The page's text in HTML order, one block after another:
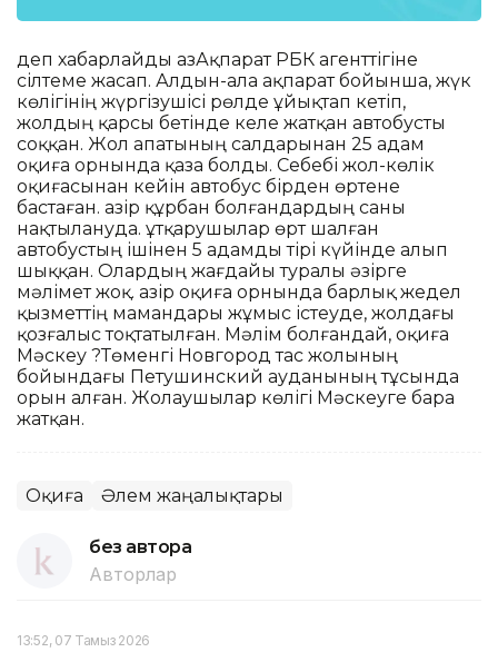
деп хабарлайды ҚазАқпарат РБК агенттігіне
сілтеме жасап. Алдын-ала ақпарат бойынша, жүк
көлігінің жүргізушісі рөлде ұйықтап кетіп,
жолдың қарсы бетінде келе жатқан автобусты
соққан. Жол апатының салдарынан 25 адам
оқиға орнында қаза болды. Себебі жол-көлік
оқиғасынан кейін автобус бірден өртене
бастаған. Қазір құрбан болғандардың саны
нақтылануда. Құтқарушылар өрт шалған
автобустың ішінен 5 адамды тірі күйінде алып
шыққан. Олардың жағдайы туралы әзірге
мәлімет жоқ. Қазір оқиға орнында барлық жедел
қызметтің мамандары жұмыс істеуде, жолдағы
қозғалыс тоқтатылған. Мәлім болғандай, оқиға
Мәскеу ?Төменгі Новгород тас жолының
бойындағы Петушинский ауданының тұсында
орын алған. Жолаушылар көлігі Мәскеуге бара
жатқан.
Оқиға Әлем жаңалықтары
без автора
Авторлар
13:52, 07 Тамыз 2026